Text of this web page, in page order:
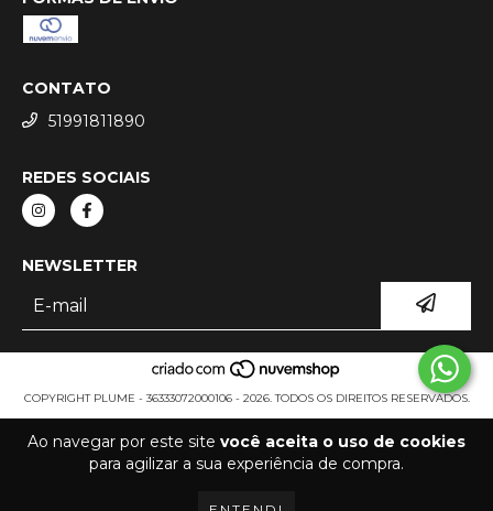
Ao navegar por este site você aceita o uso de cookies
para agilizar a sua experiência de compra.
CONTATO
51991811890
REDES SOCIAIS
NEWSLETTER
COPYRIGHT PLUME - 36333072000106 - 2026. TODOS OS DIREITOS RESERVADOS.